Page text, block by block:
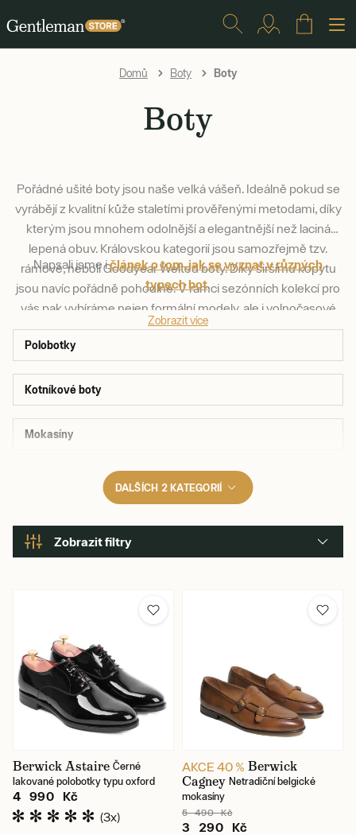
Domů Boty Boty
Boty
Pořádné ušité boty jsou naše velká vášeň. Ideálně pokud se
vyrábějí z kvalitní kůže staletími prověřenými metodami, díky
kterým jsou mnohem odolnější a elegantnější než laciná
lepená obuv. Královskou kategorií jsou samozřejmě tzv.
rámové, neboli Goodyear Welted boty. Díky širšímu kopytu
jsou navíc pořádně pohodlné. V rámci sezónních kolekcí pro
vás pak vybíráme nejen formální modely, ale i volnočasové
tenisky.
Napsali jsme ičlánek o tom, jak se vyznat v různých
typech bot.
Zobrazit více
Polobotky
Kotníkové boty
Mokasíny
DALŠÍCH 2 KATEGORIÍ
Zobrazit filtry
Velikost bot
Barva
Materiál
Berwick Astaire Černé
lakované polobotky typu oxford
4 990 Kč
(3x)
AKCE 40 % Berwick
Cagney Netradiční belgické
mokasíny
5 490 Kč
3 290 Kč